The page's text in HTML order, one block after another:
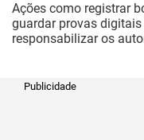
Ações como registrar
guardar provas
responsabilizar os
Publicidade